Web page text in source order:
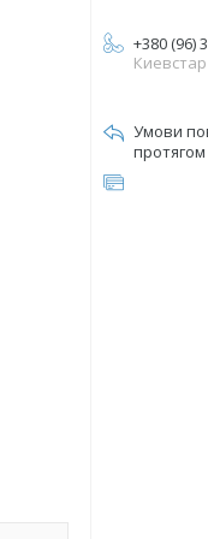
+380 (96)
протягом